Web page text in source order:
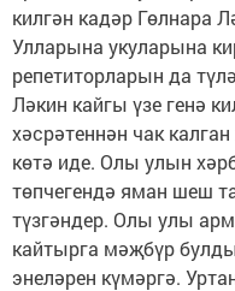
килгән кадәр
Улларына укуларына
репетиторларын да
Ләкин кайгы үзе генә
хәсрәтеннән чак
көтә иде. Олы улын
төпчегендә яман шеш
түзгәндер. Олы улы
кайтырга мәҗбүр
энеләрен күмәргә.